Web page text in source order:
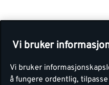
Vi bruker
Vi bruker
å fungere ordentlig,